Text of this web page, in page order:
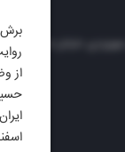
برش
از
سهروردی، خیابان خرمشهر،
۳۰۰۰۴۵۱۲۱۳